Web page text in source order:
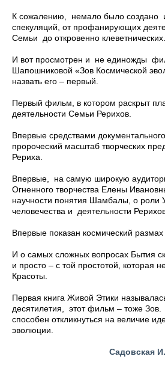
К сожалению, немало было создано
спекуляций, от профанирующих
Семьи до откровенно клеветнических.
И вот просмотрен и не единожды
Шапошниковой «Зов Космической
назвать его – первый.
Первый фильм, в котором раскрыт
деятельности Семьи Рерихов.
Впервые средствами
пророческий масштаб творческих
Рериха.
Впервые, на самую широкую
Огненного творчества Елены
научности понятия Шамбалы, о роли
человечества и деятельности
Впервые показан космический размах
И о самых сложных вопросах Бытия
и просто – с той простотой, которая
Красоты.
Первая книга Живой Этики
десятилетия, этот фильм – тоже Зов.
способен откликнуться на величие
эволюции.
Садовская